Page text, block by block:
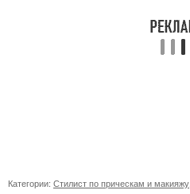
Категории: Стилист по прическам и макияжу